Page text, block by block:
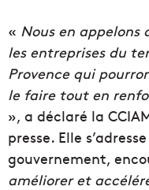
« Nous en
les entreprises du
Provence qui
le faire tout en
», a déclaré la
presse. Elle
gouvernement,
améliorer et